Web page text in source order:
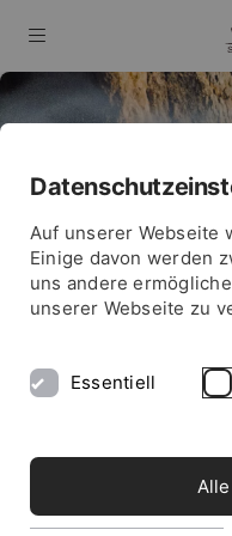
SURF-
Auf unserer Webseite
Einige davon werden
uns andere
unserer Webseite zu
Essentiell